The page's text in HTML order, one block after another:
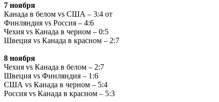
7 ноября
Канада в белом vs США – 3:4 от
Финляндия vs Россия – 4:6
Чехия vs Канада в черном – 0:5
Швеция vs Канада в красном – 2:7
8 ноября
Чехия vs Канада в белом – 2:7
Швеция vs Финляндия – 1:6
США vs Канада в черном – 5:4
Россия vs Канада в красном – 5:3